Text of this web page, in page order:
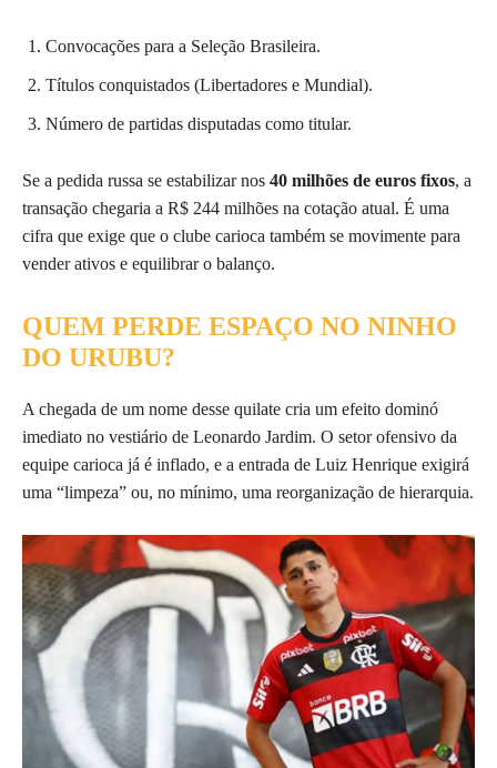
Convocações para a Seleção Brasileira.
Títulos conquistados (Libertadores e Mundial).
Número de partidas disputadas como titular.
Se a pedida russa se estabilizar nos 40 milhões de euros fixos, a
transação chegaria a R$ 244 milhões na cotação atual. É uma
cifra que exige que o clube carioca também se movimente para
vender ativos e equilibrar o balanço.
QUEM PERDE ESPAÇO NO NINHO
DO URUBU?
A chegada de um nome desse quilate cria um efeito dominó
imediato no vestiário de Leonardo Jardim. O setor ofensivo da
equipe carioca já é inflado, e a entrada de Luiz Henrique exigirá
uma “limpeza” ou, no mínimo, uma reorganização de hierarquia.